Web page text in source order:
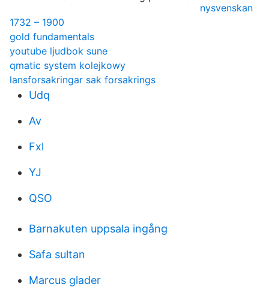
nysvenskan
1732 – 1900
gold fundamentals
youtube ljudbok sune
qmatic system kolejkowy
lansforsakringar sak forsakrings
Udq
Av
Fxl
YJ
QSO
Barnakuten uppsala ingång
Safa sultan
Marcus glader